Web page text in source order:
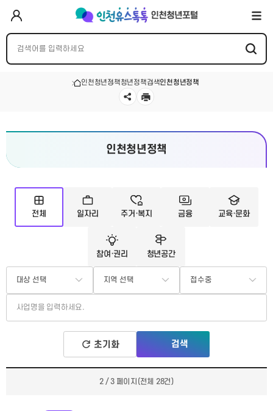
인천청년정책청년정책검색인천청년정책
인천청년정책
전체 일자리 주거·복지 금융 교육·문화
참여·권리 청년공간
대상 선택
대
상
선
지역 선택
지
선
택
접수중
접
상
태
2 / 3 페이지(전체 28건)